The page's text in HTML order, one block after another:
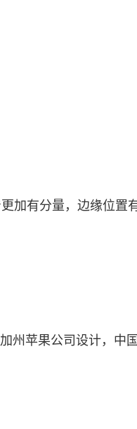
加有分量，边缘位置
州苹果公司设计，中国